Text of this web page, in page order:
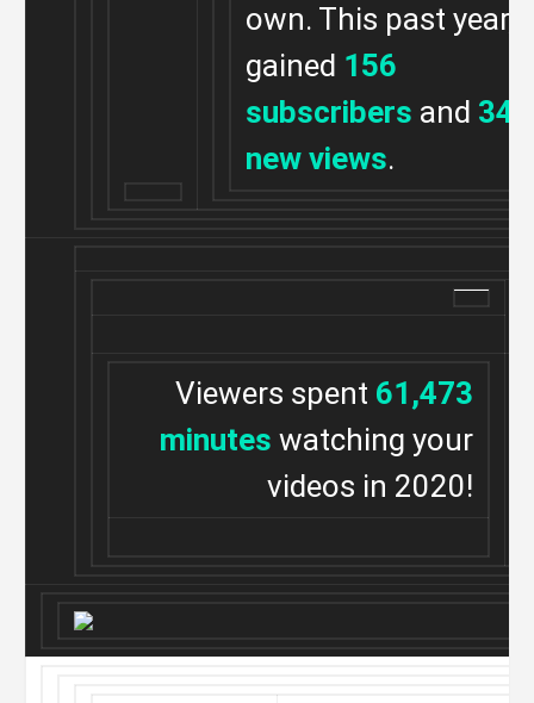
own. This past year,
gained 156
subscribers and
new views.
Viewers spent 61,473
minutes watching your
videos in 2020!